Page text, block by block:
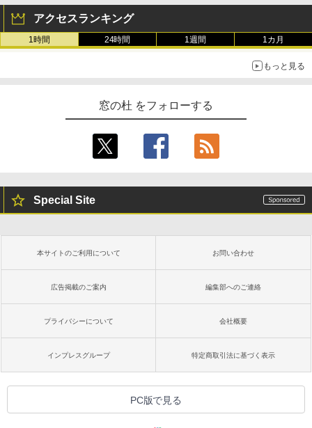
アクセスランキング
1時間 24時間 1週間 1カ月
もっと見る
窓の杜 をフォローする
Special Site
本サイトのご利用について お問い合わせ
広告掲載のご案内 編集部へのご連絡
プライバシーについて 会社概要
インプレスグループ 特定商取引法に基づく表示
PC版で見る